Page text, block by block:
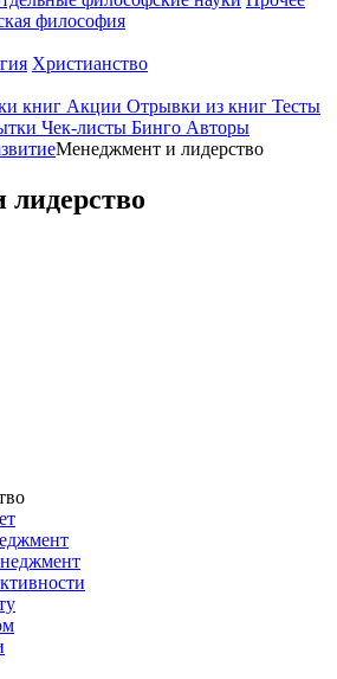
философия
Христианство
книг Акции Отрывки из книг Тесты
Чек-листы Бинго Авторы
Менеджмент и лидерство